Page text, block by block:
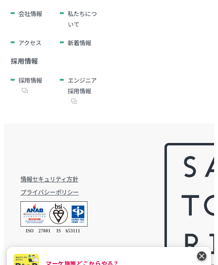
会社情報
私たちにつ
いて
アクセス 新着情報
採用情報
採用情報
エンジニア
採用情報
情報セキュリティ方針
プライバシーポリシー